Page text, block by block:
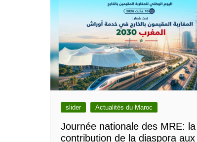
slider Actualités du Maroc
Journée nationale des MRE: la
contribution de la diaspora aux